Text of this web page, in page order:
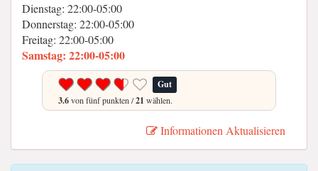
Dienstag: 22:00-05:00
Donnerstag: 22:00-05:00
Freitag: 22:00-05:00
Samstag: 22:00-05:00
Gut
3.6von fünf punkten /21 wählen.
Informationen Aktualisieren